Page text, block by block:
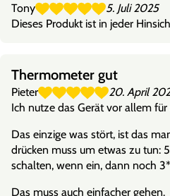
Tony
5. Juli 2025
Dieses Produkt ist in jeder
Thermometer gut
Pieter
20. April
Ich nutze das Gerät vor allem
Das einzige was stört, ist das
drücken muss um etwas zu tun:
schalten, wenn ein, dann noch
Das muss auch einfacher gehen.